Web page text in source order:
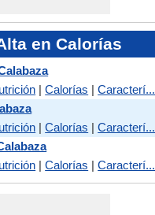
en Calorías
|Calorías |Caracterí...
|Calorías |Caracterí...
|Calorías |Caracterí...